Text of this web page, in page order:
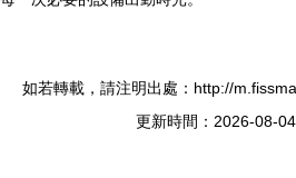
如若轉載，請注明出處：http://
更新時間：2026-08-